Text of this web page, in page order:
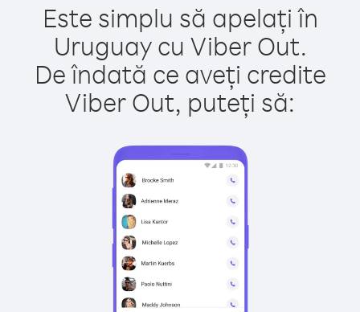
Este simplu să apelați în
Uruguay cu Viber Out.
De îndată ce aveți credite
Viber Out, puteți să: